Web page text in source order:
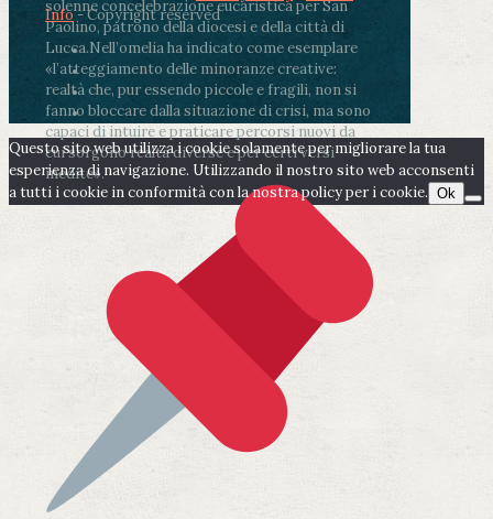
solenne concelebrazione eucaristica per San
Paolino, patrono della diocesi e della città di
Lucca.Nell’omelia ha indicato come esemplare
«l’atteggiamento delle minoranze creative:
realtà che, pur essendo piccole e fragili, non si
fanno bloccare dalla situazione di crisi, ma sono
capaci di intuire e praticare percorsi nuovi da
cui sorgono realtà diverse e per certi versi
inedite».
Info- Copyright reserved
Questo sito web utilizza i cookie solamente per migliorare la tua
esperienza di navigazione. Utilizzando il nostro sito web acconsenti
a tutti i cookie in conformità con la nostra policy per i cookie. Ok